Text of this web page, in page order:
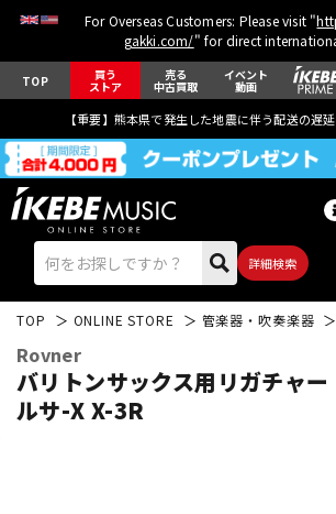
For Overseas Customers: Please visit "
gakki.com/" for direct
TOP 買う
ストア
売る
中古買取
イベント
動画
【重要】熊本県で発生した地震に伴う配送の遅
詳細検索
TOP ONLINE STORE 管楽器・吹奏楽器
Rovner
バリトンサックス用リガチャー
ルサ-X X-3R